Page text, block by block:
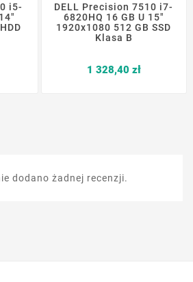
i5-
DELL Precision 7510 i7-
6820HQ 16 GB U 15"
1920x1080 512 GB SSD
Klasa B
1 328,40 złCena
dodano żadnej recenzji.